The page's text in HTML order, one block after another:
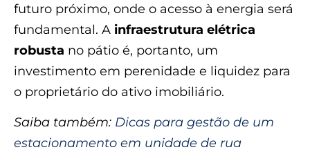
futuro próximo, onde o acesso à energia será
fundamental. A infraestrutura elétrica
robusta no pátio é, portanto, um
investimento em perenidade e liquidez para
o proprietário do ativo imobiliário.
Saiba também: Dicas para gestão de um
estacionamento em unidade de rua